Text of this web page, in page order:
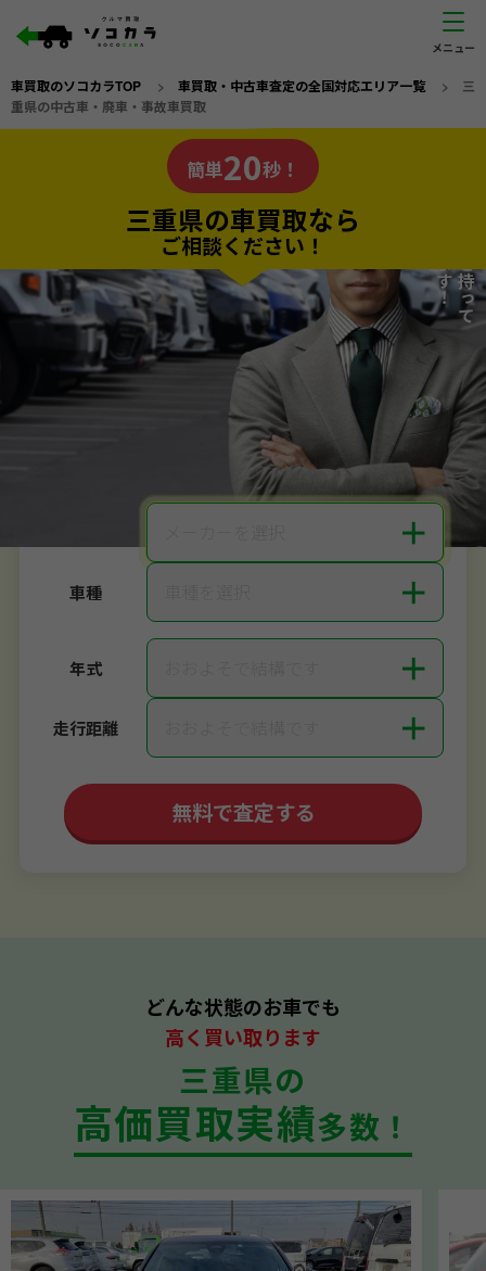
車買取のソコカラTOP > 車買取・中古車査定の全国対応エリア一覧> 三
重県の中古車・廃車・事故車買取
の車買取なら
ソコカラの
電話か出張か、高い方の査定を提案。
私たちが責任を持って
査定いたします！
簡単20秒！
三重県の車買取なら
ご相談ください！
20秒で入力完了！
カンタンWeb査定
ご依頼いただいたお車を丁寧に査定いたします
＋
車種 ＋
年式 ＋
走行距離 ＋
無料で査定する
どんな状態のお車でも
高く買い取ります
三重県の
高価買取実績多数！